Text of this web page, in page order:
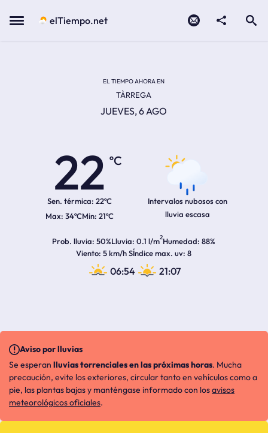
Menu elTiempo.net
EL TIEMPO AHORA EN
TÀRREGA
JUEVES, 6 AGO
22
ºC
Sen. térmica: 22ºC
34ºC 21ºC
Intervalos nubosos con
lluvia escasa
Prob. lluvia 50%Lluvia 0.1 l/m2Humedad 88%
Viento 5 km/h SÍndice max. uv 8
06:54 21:07
Aviso por lluvias
Se esperan lluvias torrenciales en las próximas horas. Mucha
precaución, evite los exteriores, circular tanto en vehículos como a
pie, las plantas bajas y manténgase informado con losavisos
meteorológicos oficiales.